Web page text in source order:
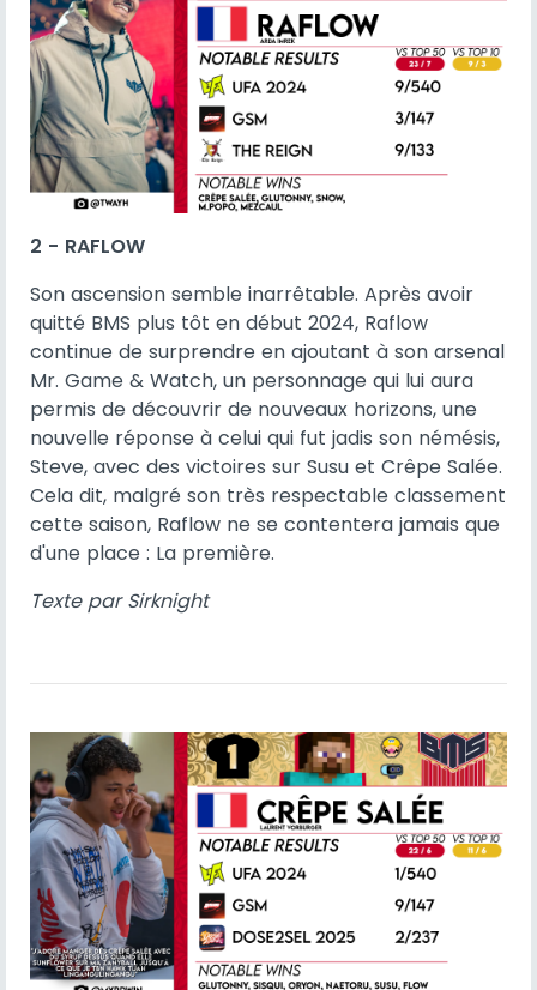
2 - RAFLOW
Son ascension semble inarrêtable. Après avoir
quitté BMS plus tôt en début 2024, Raflow
continue de surprendre en ajoutant à son arsenal
Mr. Game & Watch, un personnage qui lui aura
permis de découvrir de nouveaux horizons, une
nouvelle réponse à celui qui fut jadis son némésis,
Steve, avec des victoires sur Susu et Crêpe Salée.
Cela dit, malgré son très respectable classement
cette saison, Raflow ne se contentera jamais que
d'une place : La première.
Texte par Sirknight